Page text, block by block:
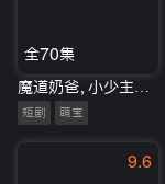
全70集
短剧 萌宝
9.6